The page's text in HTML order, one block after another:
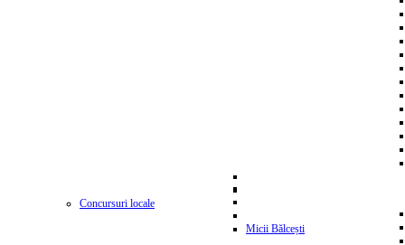
Concursuri locale
Micii Bălcești